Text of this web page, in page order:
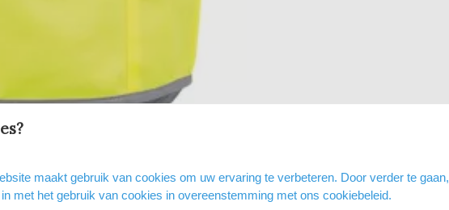
maakt gebruik van cookies om uw ervaring te verbeteren. Door verder te gaan,
met het gebruik van cookies in overeenstemming met ons cookiebeleid.